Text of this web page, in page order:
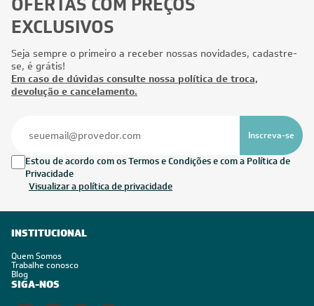
EXCLUSIVOS
Seja sempre o primeiro a receber nossas novidades, cadastre-
se, é grátis!
Em caso de dúvidas consulte nossa política de troca,
devolução e cancelamento.
Inscreva-se
Estou de acordo com os Termos e Condições e com a Política de
Privacidade
Visualizar a política de privacidade
INSTITUCIONAL
Quem Somos
Trabalhe conosco
Blog
SIGA-NOS